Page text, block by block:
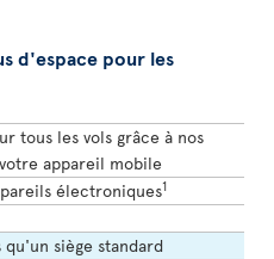
d'espace pour les
tous les vols grâce à nos
appareil mobile
électroniques1
siège standard